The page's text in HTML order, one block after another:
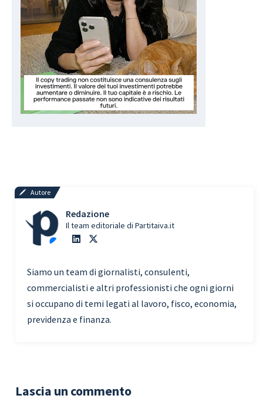
Autore
Redazione
Il team editoriale di Partitaiva.it
Siamo un team di giornalisti, consulenti,
commercialisti e altri professionisti che ogni giorni
si occupano di temi legati al lavoro, fisco, economia,
previdenza e finanza.
Lascia un commento